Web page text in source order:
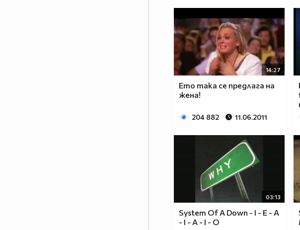
14:27
Ето така се предлага на
жена!
204 882 11.06.2011
03:13
System Of A Down - I - E - A
- I - A - I - O